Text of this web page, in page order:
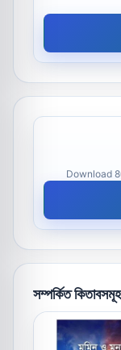
Download
সম্পর্কিত কিতাবসমূহ